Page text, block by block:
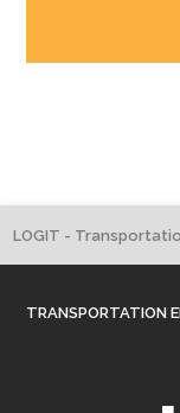
LOGIT -
TRANSPORTATION